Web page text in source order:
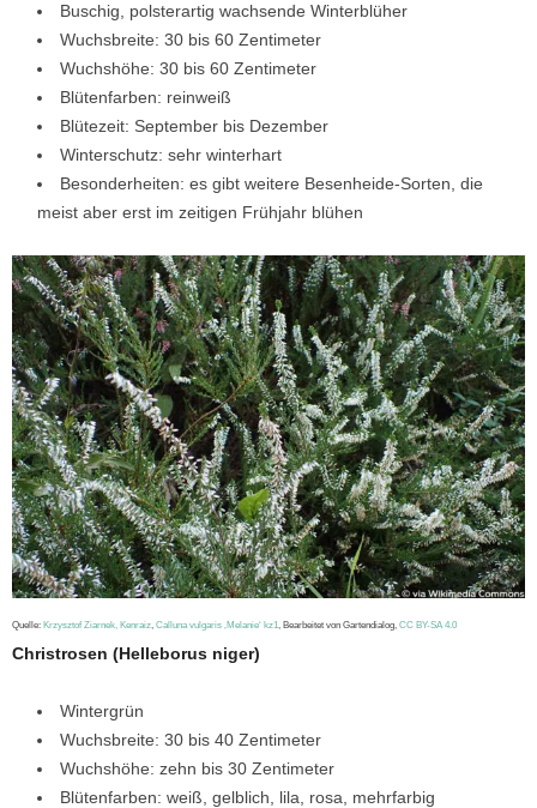
Buschig, polsterartig wachsende Winterblüher
Wuchsbreite: 30 bis 60 Zentimeter
Wuchshöhe: 30 bis 60 Zentimeter
Blütenfarben: reinweiß
Blütezeit: September bis Dezember
Winterschutz: sehr winterhart
Besonderheiten: es gibt weitere Besenheide-Sorten, die
meist aber erst im zeitigen Frühjahr blühen
Quelle: Krzysztof Ziarnek, Kenraiz Calluna vulgaris ‚Melanie‘ kz1 , Bearbeitet von Gartendialog, CC BY-SA 4.0
Christrosen (Helleborus niger)
Wintergrün
Wuchsbreite: 30 bis 40 Zentimeter
Wuchshöhe: zehn bis 30 Zentimeter
Blütenfarben: weiß, gelblich, lila, rosa, mehrfarbig